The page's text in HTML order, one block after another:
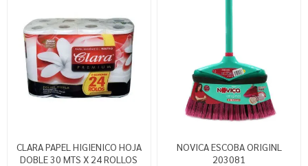
CLARA PAPEL HIGIENICO HOJA
DOBLE 30 MTS X 24 ROLLOS
NOVICA ESCOBA ORIGINL
203081